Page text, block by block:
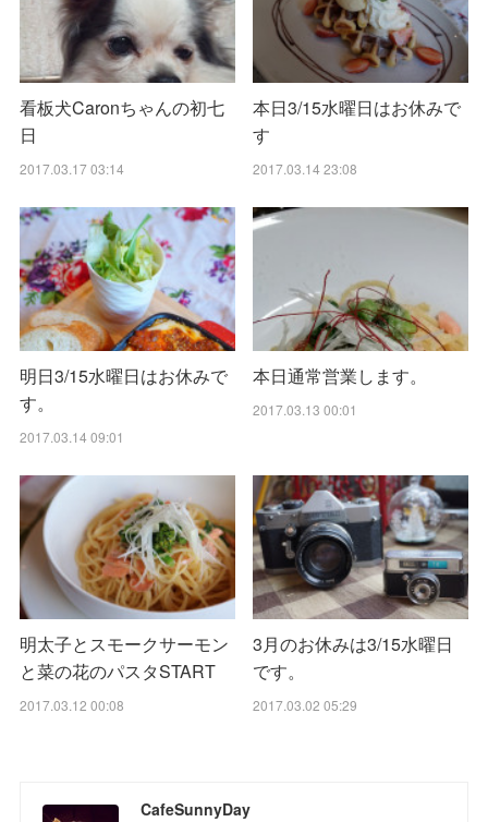
看板犬Caronちゃんの初七
日
2017.03.17 03:14
本日3/15水曜日はお休みで
す
2017.03.14 23:08
明日3/15水曜日はお休みで
す。
2017.03.14 09:01
本日通常営業します。
2017.03.13 00:01
明太子とスモークサーモン
と菜の花のパスタSTART
2017.03.12 00:08
3月のお休みは3/15水曜日
です。
2017.03.02 05:29
CafeSunnyDay